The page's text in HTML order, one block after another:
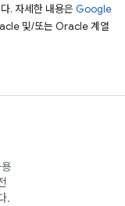
. 자세한 내용은 Google
및/또는 Oracle 계열
.